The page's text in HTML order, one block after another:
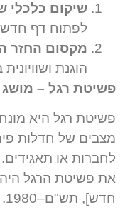
שיקום כלכלי
לפתוח דף חדש
מקסום החזר
הוגנת
פשיטת רגל –
פשיטת רגל היא
מצבים של חדלות
לחברות או
את פשיטת הרגל
חדש], תש"ם–1980.